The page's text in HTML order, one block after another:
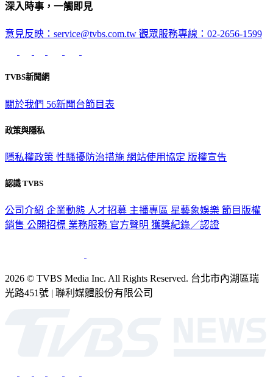
深入時事，一觸即見
意見反映：service@tvbs.com.tw 觀眾服務專線：02-2656-1599
TVBS新聞網
關於我們 56新聞台節目表
政策與隱私
隱私權政策 性騷擾防治措施 網站使用協定 版權宣告
認識 TVBS
公司介紹 企業動態 人才招募 主播專區 星藝象娛樂 節目版權
銷售 公開招標 業務服務 官方聲明 獲獎紀錄／認證
2026 © TVBS Media Inc. All Rights Reserved. 台北市內湖區瑞
光路451號 | 聯利媒體股份有限公司